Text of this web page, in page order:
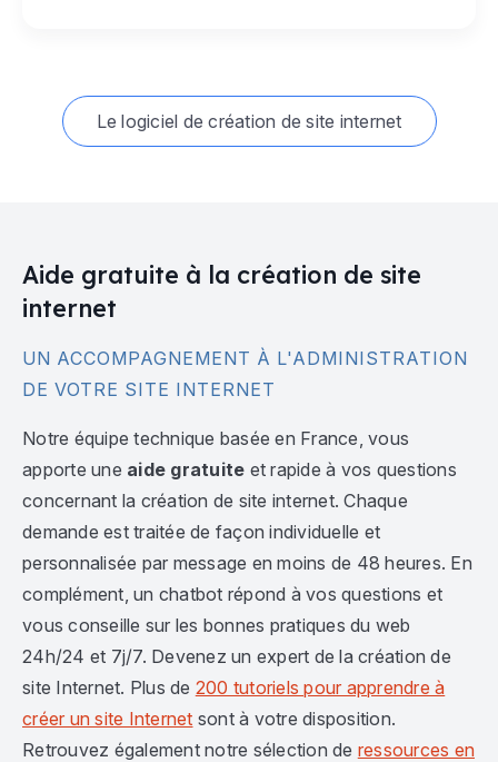
Le logiciel de création de site internet
Aide gratuite à la création de site
internet
UN ACCOMPAGNEMENT À L'ADMINISTRATION
DE VOTRE SITE INTERNET
Notre équipe technique basée en France, vous
apporte une aide gratuite et rapide à vos questions
concernant la création de site internet. Chaque
demande est traitée de façon individuelle et
personnalisée par message en moins de 48 heures. En
complément, un chatbot répond à vos questions et
vous conseille sur les bonnes pratiques du web
24h/24 et 7j/7. Devenez un expert de la création de
site Internet. Plus de 200 tutoriels pour apprendre à
créer un site Internet sont à votre disposition.
Retrouvez également notre sélection de ressources en